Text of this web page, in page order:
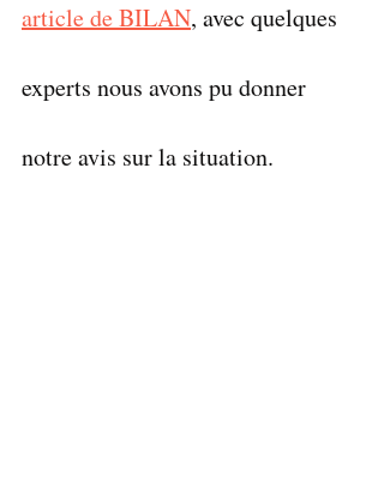
article de BILAN, avec quelques
experts nous avons pu donner
notre avis sur la situation.